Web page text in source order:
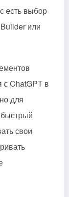
есть выбор
или
с ChatGPT в
для
быстрый
свои